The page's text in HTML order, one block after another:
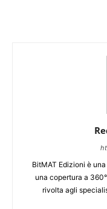
BitMAT Edizioni è
una copertura a
rivolta agli